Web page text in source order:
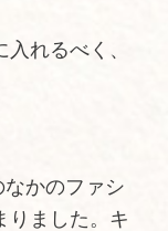
れるべく、
かのファシ
りました。キ